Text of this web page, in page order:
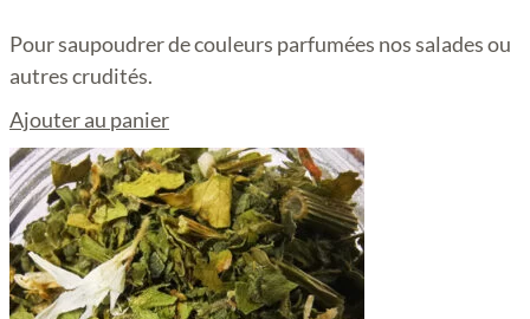
Pour saupoudrer de couleurs parfumées nos salades ou
autres crudités.
Ajouter au panier